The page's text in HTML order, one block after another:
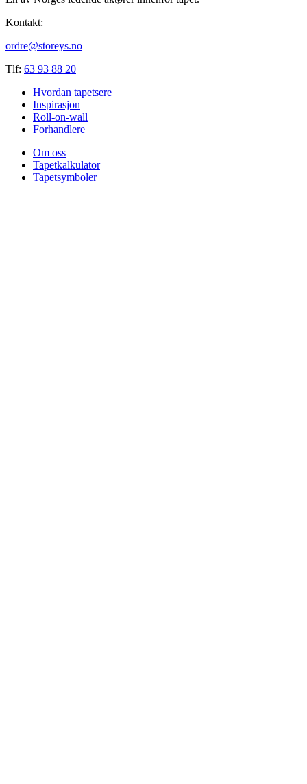
Kontakt:
ordre@storeys.no
Tlf: 63 93 88 20
Hvordan tapetsere
Inspirasjon
Roll-on-wall
Forhandlere
Om oss
Tapetkalkulator
Tapetsymboler